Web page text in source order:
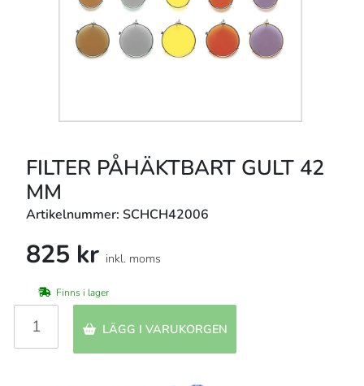
FILTER PÅHÄKTBART GULT 42
MM
Artikelnummer: SCHCH42006
825 kr inkl. moms
Finns i lager
LÄGG I VARUKORGEN